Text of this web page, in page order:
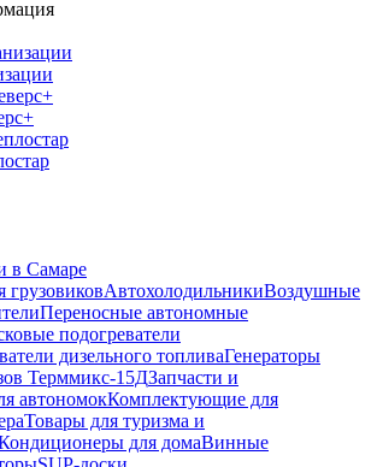
в Самаре
АвтохолодильникиВоздушные
Переносные автономные
подогреватели
дизельного топливаГенераторы
Терммикс-15ДЗапчасти и
автономокКомплектующие для
Товары для туризма и
для домаВинные